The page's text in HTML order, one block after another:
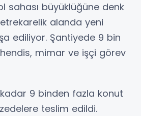
sahası büyüklüğüne denk
alanda yeni
ediliyor. Şantiyede 9 bin
mimar ve işçi görev
9 binden fazla konut
teslim edildi.